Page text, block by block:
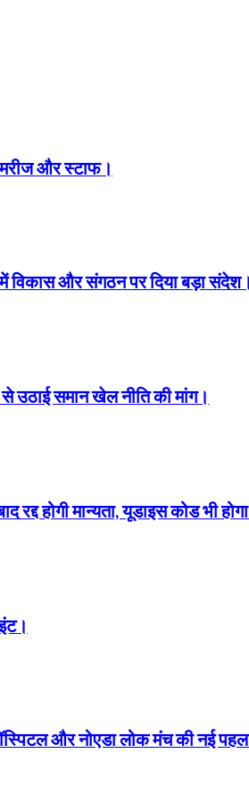
मरीज और स्टाफ।
में विकास और संगठन पर दिया बड़ा
से उठाई समान खेल नीति की मांग।
होगी मान्यता, यूडाइस कोड भी
और नोएडा लोक मंच की नई